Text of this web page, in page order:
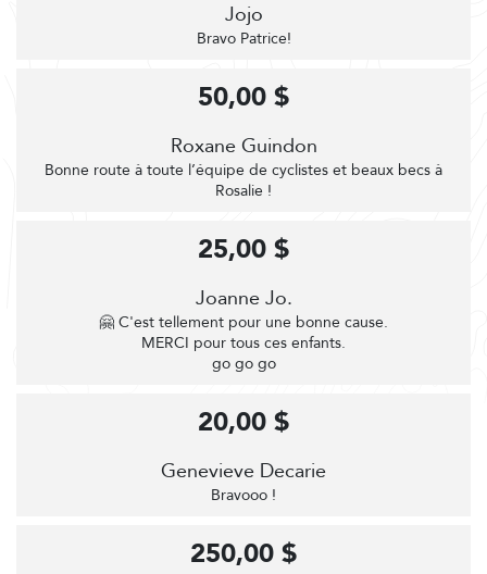
Jojo
Bravo Patrice!
Roxane Guindon
Bonne route à toute l’équipe de cyclistes et beaux becs à
Rosalie !
50,00 $
Joanne Jo.
🤗 C'est tellement pour une bonne cause.
MERCI pour tous ces enfants.
go go go
25,00 $
Genevieve Decarie
Bravooo !
20,00 $
250,00 $